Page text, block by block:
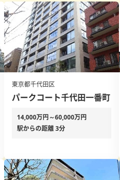
東京都千代田区
パークコート千代田一番町
14,000万円～60,000万円
駅からの距離 3分